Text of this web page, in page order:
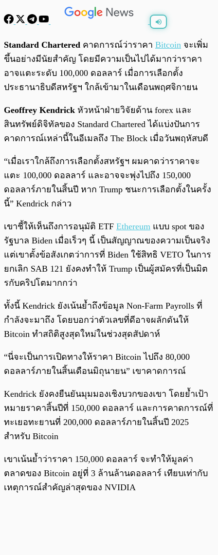
Standard Chartered คาดการณ์ว่าราคา Bitcoin จะเพิ่ม
ขึ้นอย่างมีนัยสำคัญ โดยมีความเป็นไปได้มากว่าราคา
อาจแตะระดับ 100,000 ดอลลาร์ เมื่อการเลือกตั้ง
ประธานาธิบดีสหรัฐฯ ใกล้เข้ามาในเดือนพฤศจิกายน
Geoffrey Kendrick หัวหน้าฝ่ายวิจัยด้าน forex และ
สินทรัพย์ดิจิทัลของ Standard Chartered ได้แบ่งปันการ
คาดการณ์เหล่านี้ในอีเมลถึง The Block เมื่อวันพฤหัสบดี
“เมื่อเราใกล้ถึงการเลือกตั้งสหรัฐฯ ผมคาดว่าราคาจะ
แตะ 100,000 ดอลลาร์ และอาจจะพุ่งไปถึง 150,000
ดอลลาร์ภายในสิ้นปี หาก Trump ชนะการเลือกตั้งในครั้ง
นี้” Kendrick กล่าว
เขาชี้ให้เห็นถึงการอนุมัติ ETF Ethereum แบบ spot ของ
รัฐบาล Biden เมื่อเร็วๆ นี้ เป็นสัญญาณของความเป็นจริง
แต่เขาตั้งข้อสังเกตว่าการที่ Biden ใช้สิทธิ VETO ในการ
ยกเลิก SAB 121 ยังคงทำให้ Trump เป็นผู้สมัครที่เป็นมิต
รกับคริปโตมากกว่า
ทั้งนี้ Kendrick ยังเน้นย้ำถึงข้อมูล Non-Farm Payrolls ที่
กำลังจะมาถึง โดยบอกว่าตัวเลขที่ดีอาจผลักดันให้
Bitcoin ทำสถิติสูงสุดใหม่ในช่วงสุดสัปดาห์
“นี่จะเป็นการเปิดทางให้ราคา Bitcoin ไปถึง 80,000
ดอลลาร์ภายในสิ้นเดือนมิถุนายน” เขาคาดการณ์
Kendrick ยังคงยืนยันมุมมองเชิงบวกของเขา โดยย้ำเป้า
หมายราคาสิ้นปีที่ 150,000 ดอลลาร์ และการคาดการณ์ที่
ทะเยอทะยานที่ 200,000 ดอลลาร์ภายในสิ้นปี 2025
สำหรับ Bitcoin
เขาเน้นย้ำว่าราคา 150,000 ดอลลาร์ จะทำให้มูลค่า
ตลาดของ Bitcoin อยู่ที่ 3 ล้านล้านดอลลาร์ เทียบเท่ากับ
เหตุการณ์สำคัญล่าสุดของ NVIDIA